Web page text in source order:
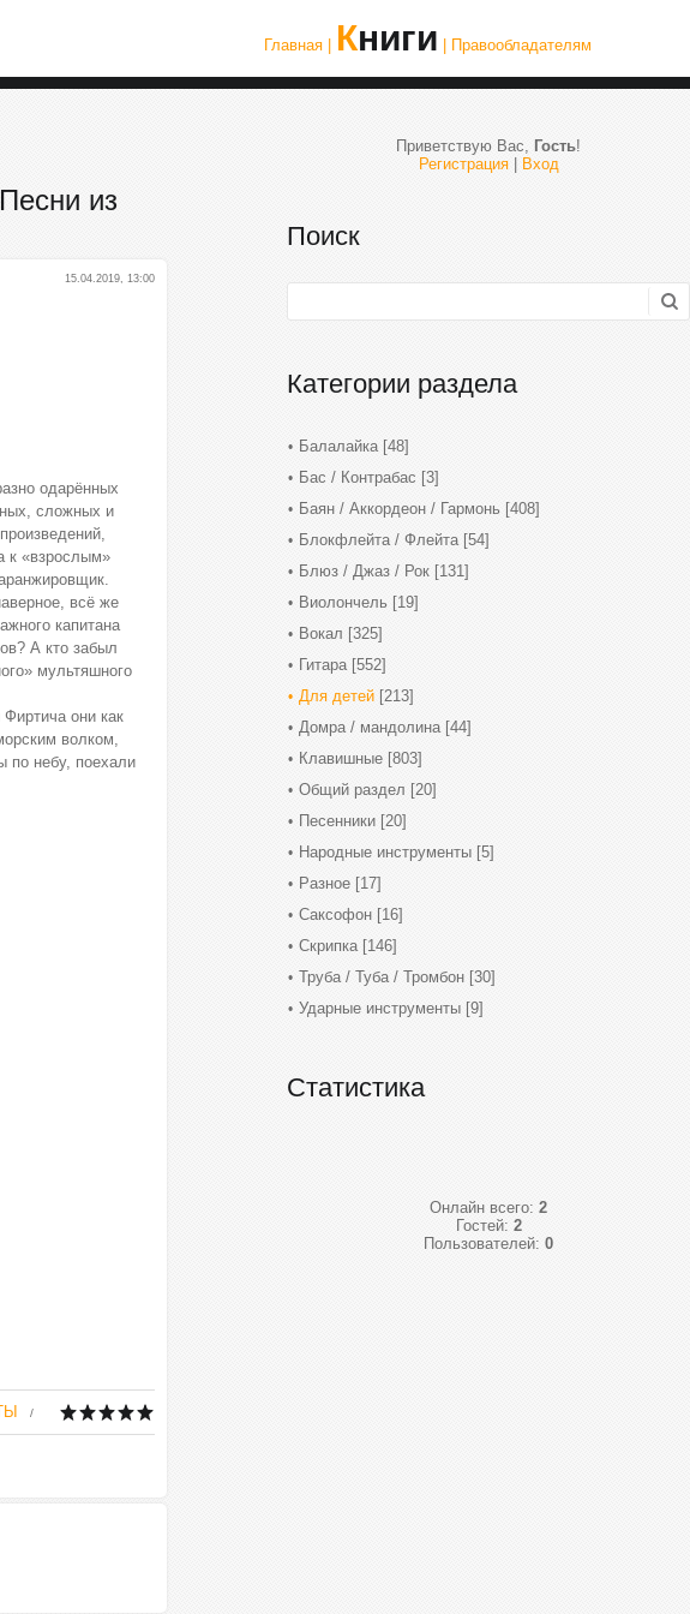
Главная | Книги | Правообладателям
из
15.04.2019, 13:00
одарённых
сложных и
к «взрослым»
всё же
капитана
А кто забыл
мультяшного
они как
волком,
по небу, поехали
Приветствую Вас, Гость!
Регистрация| Вход
Поиск
Категории раздела
Балалайка [48]
Бас / Контрабас [3]
Баян / Аккордеон / Гармонь [408]
Блокфлейта / Флейта [54]
Блюз / Джаз / Рок [131]
Виолончель [19]
Вокал [325]
Гитара [552]
Для детей [213]
Домра / мандолина [44]
Клавишные [803]
Общий раздел [20]
Песенники [20]
Народные инструменты [5]
Разное [17]
Саксофон [16]
Скрипка [146]
Труба / Туба / Тромбон [30]
Ударные инструменты [9]
Статистика
Онлайн всего: 2
Гостей: 2
Пользователей: 0